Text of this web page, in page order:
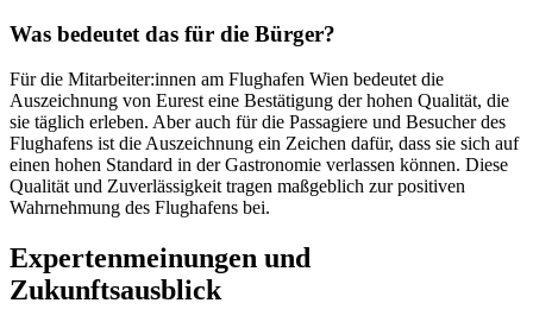
Was bedeutet das für die Bürger?
Für die Mitarbeiter:innen am Flughafen Wien bedeutet die
Auszeichnung von Eurest eine Bestätigung der hohen Qualität, die
sie täglich erleben. Aber auch für die Passagiere und Besucher des
Flughafens ist die Auszeichnung ein Zeichen dafür, dass sie sich auf
einen hohen Standard in der Gastronomie verlassen können. Diese
Qualität und Zuverlässigkeit tragen maßgeblich zur positiven
Wahrnehmung des Flughafens bei.
Expertenmeinungen und
Zukunftsausblick